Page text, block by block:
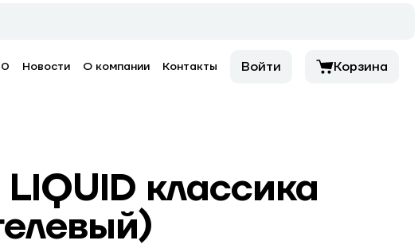
Новости О компании Контакты Войти Корзина
классика